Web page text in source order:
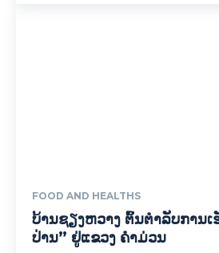
FOOD AND HEALTHS
ບ້ານຊຽງຫວາງ ຕົ້ນຕຳລັບການ
ປ່ານ” ຢູ່ແຂວງ ຄຳມ່ວນ